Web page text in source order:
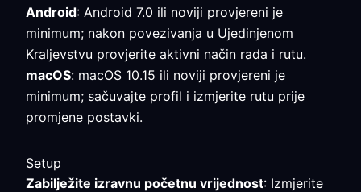
Android: Android 7.0 ili noviji provjereni je
minimum; nakon povezivanja u Ujedinjenom
Kraljevstvu provjerite aktivni način rada i rutu.
macOS: macOS 10.15 ili noviji provjereni je
minimum; sačuvajte profil i izmjerite rutu prije
promjene postavki.
Setup
Zabilježite izravnu početnu vrijednost: Izmjerite